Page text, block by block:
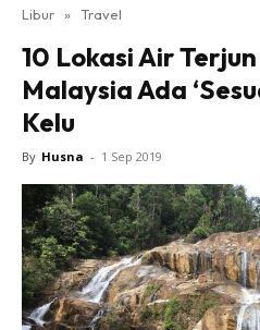
Libur » Travel
10 Lokasi Air
Malaysia Ada
Kelu
By Husna - 1 Sep 2019